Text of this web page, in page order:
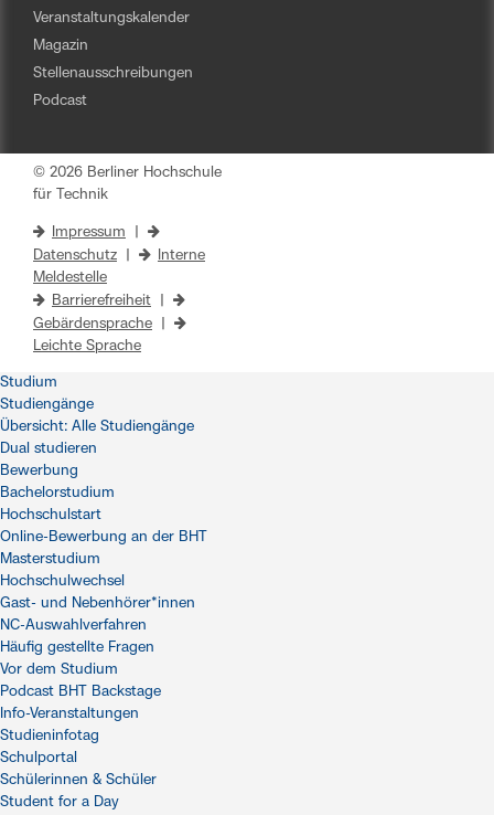
Veranstaltungskalender
Magazin
Stellenausschreibungen
Podcast
© 2026 Berliner Hochschule
für Technik
Impressum
Datenschutz
Interne
Meldestelle
Barrierefreiheit
Gebärdensprache
Leichte Sprache
Studium
Studiengänge
Übersicht: Alle Studiengänge
Dual studieren
Bewerbung
Bachelorstudium
Hochschulstart
Online-Bewerbung an der BHT
Masterstudium
Hochschulwechsel
Gast- und Nebenhörer*innen
NC-Auswahlverfahren
Häufig gestellte Fragen
Vor dem Studium
Podcast BHT Backstage
Info-Veranstaltungen
Studieninfotag
Schulportal
Schülerinnen & Schüler
Student for a Day